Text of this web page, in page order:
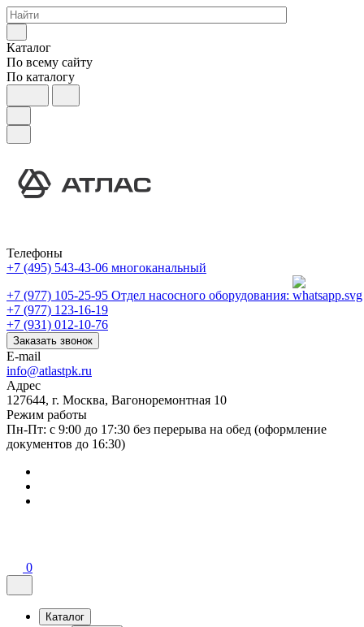
Каталог
По всему сайту
По каталогу
Телефоны
+7 (495) 543-43-06 многоканальный
+7 (977) 105-25-95 Отдел насосного оборудования:
+7 (977) 123-16-19
+7 (931) 012-10-76
Заказать звонок
E-mail
info@atlastpk.ru
Адрес
127644, г. Москва, Вагоноремонтная 10
Режим работы
Пн-Пт: с 9:00 до 17:30 без перерыва на обед (оформление
документов до 16:30)
0
Каталог